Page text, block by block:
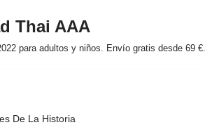
Thai AAA
para adultos y niños. Envío gratis desde 69
De La Historia